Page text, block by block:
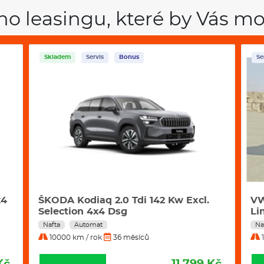
leasingu, které by Vás
Servis Bonus
VW Tayron 2,0 Tdi 142 kW 4motion R-
Line DSG automat
Nafta Automat
10000 km / rok 36 měsíců